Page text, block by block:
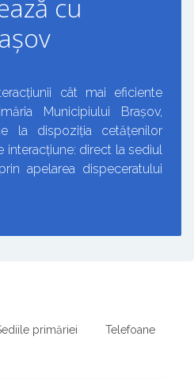
cu
cât mai eficiente
Municipiului Brașov,
la dispoziția cetățenilor
direct la sediul
apelarea dispeceratului
primăriei Telefoane